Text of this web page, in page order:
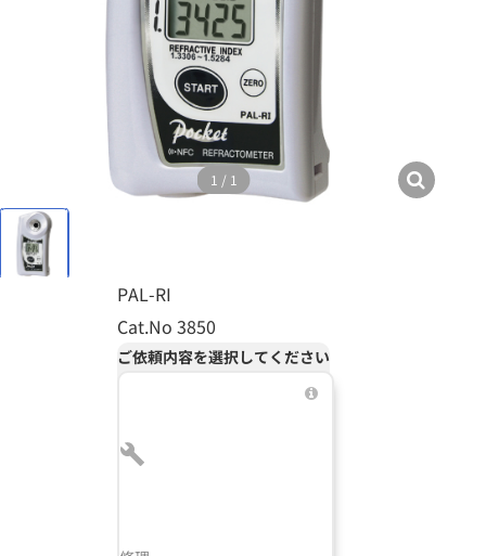
1 / 1
PAL-RI
Cat.No 3850
ご依頼内容を選択してください